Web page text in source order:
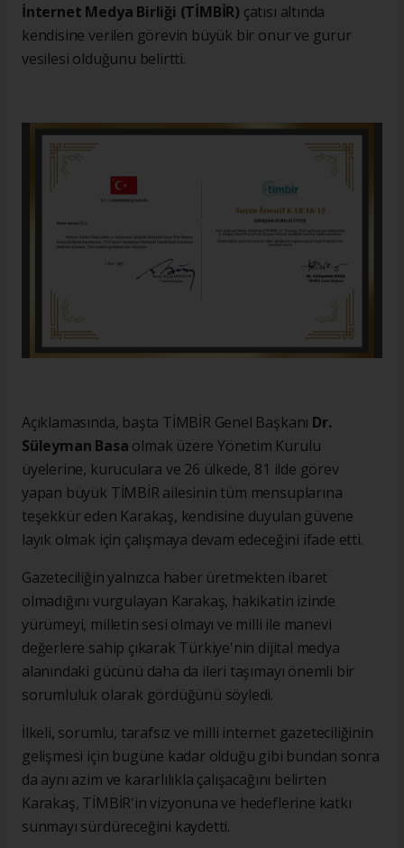
İnternet Medya Birliği (TİMBİR) çatısı altında
kendisine verilen görevin büyük bir onur ve gurur
vesilesi olduğunu belirtti.
Açıklamasında, başta TİMBİR Genel Başkanı Dr.
Süleyman Basa olmak üzere Yönetim Kurulu
üyelerine, kuruculara ve 26 ülkede, 81 ilde görev
yapan büyük TİMBİR ailesinin tüm mensuplarına
teşekkür eden Karakaş, kendisine duyulan güvene
layık olmak için çalışmaya devam edeceğini ifade etti.
Gazeteciliğin yalnızca haber üretmekten ibaret
olmadığını vurgulayan Karakaş, hakikatin izinde
yürümeyi, milletin sesi olmayı ve milli ile manevi
değerlere sahip çıkarak Türkiye'nin dijital medya
alanındaki gücünü daha da ileri taşımayı önemli bir
sorumluluk olarak gördüğünü söyledi.
İlkeli, sorumlu, tarafsız ve milli internet gazeteciliğinin
gelişmesi için bugüne kadar olduğu gibi bundan sonra
da aynı azim ve kararlılıkla çalışacağını belirten
Karakaş, TİMBİR'in vizyonuna ve hedeflerine katkı
sunmayı sürdüreceğini kaydetti.